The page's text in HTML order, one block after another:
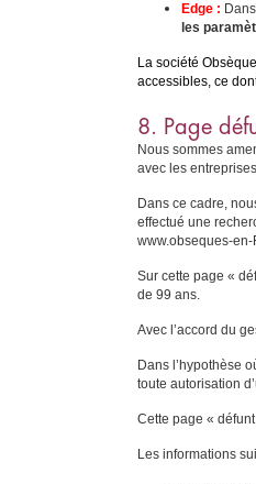
Edge :
les
La société
accessibles, ce
8. Page
Nous sommes
avec les
Dans ce cadre,
effectué une
www.obseques-en-
Sur cette page «
de 99 ans.
Avec l’accord du
Dans l’hypothèse
toute autorisation
Cette page «
Les informations